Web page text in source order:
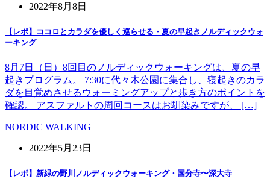
2022年8月8日
【レポ】ココロとカラダを優しく巡らせる・夏の早起きノルディックウォ
ーキング
8月7日（日）8回目のノルディックウォーキングは、夏の早
起きプログラム。 7:30に代々木公園に集合し、寝起きのカラ
ダを目覚めさせるウォーミングアップと歩き方のポイントを
確認。 アスファルトの周回コースはお馴染みですが、 […]
NORDIC WALKING
2022年5月23日
【レポ】新緑の野川ノルディックウォーキング・国分寺〜深大寺